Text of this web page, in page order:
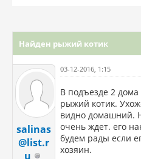
Найден рыжий котик
salinas
@list.r
u
03-12-2016, 1:15
В подъезде 2
рыжий котик.
видно домашний.
очень ждет. его
будем рады если
хозяин.